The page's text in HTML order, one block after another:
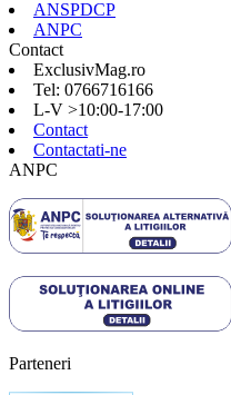
ANSPDCP
ANPC
Contact
ExclusivMag.ro
Tel: 0766716166
L-V >10:00-17:00
Contact
Contactati-ne
ANPC
Parteneri